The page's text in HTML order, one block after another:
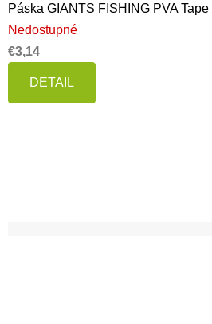
Páska GIANTS FISHING PVA Tape
Nedostupné
€3,14
DETAIL